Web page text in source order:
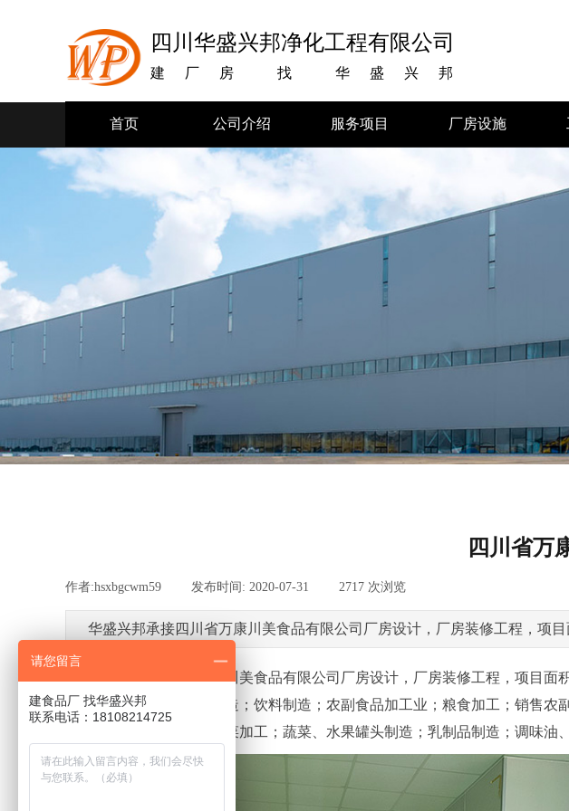
四川华盛兴邦净化工程有限公司
建厂房 找 华盛兴邦
首页 公司介绍 服务项目 厂房设施
四川省万
作者:hsxbgcwm59 发布时间: 2020-07-31 2717 次浏览
华盛兴邦承接四川省万康川美食品有限公司厂房设计，厂房装修工程，项
华盛兴邦承接四川省万康川美食品有限公司厂房设计，厂房装修工程，项目
熟制品制造；方便食品制造；饮料制造；农副食品加工业；粮食加工；销售
类、水果和坚果加工；蔬菜加工；蔬菜、水果罐头制造；乳制品制造；调味油
请您留言
建食品厂 找华盛兴邦
联系电话：18108214725